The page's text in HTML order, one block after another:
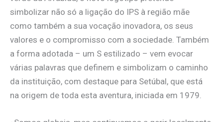
simbolizar não só a ligação do IPS à região mãe
como também a sua vocação inovadora, os seus
valores e o compromisso com a sociedade. Também
a forma adotada – um S estilizado – vem evocar
várias palavras que definem e simbolizam o caminho
da instituição, com destaque para Setúbal, que está
na origem de toda esta aventura, iniciada em 1979.